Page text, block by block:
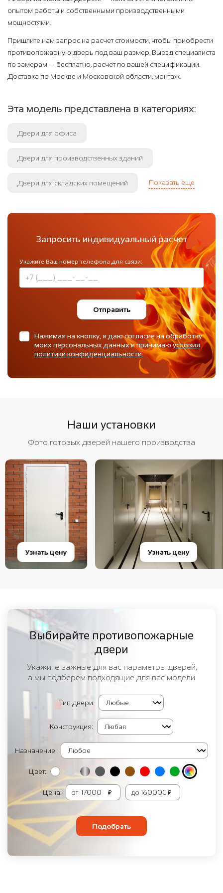
опытом работы и собственными производственными
мощностями.
Пришлите нам запрос на расчет стоимости, чтобы приобрести
противопожарную дверь под ваш размер. Выезд специалиста
по замерам — бесплатно, расчет по вашей спецификации.
Доставка по Москве и Московской области, монтаж.
Эта модель представлена в категориях:
Двери для офиса
Двери для производственных зданий
Двери для складских помещений Показать еще
Запросить индивидуальный расчет
Укажите Ваш номер телефона для связи:
Отправить
Нажимая на кнопку, я даю согласие на обработку
моих персональных данных и принимаюусловия
политики конфиденциальности.
Наши установки
Фото готовых дверей нашего производства
Узнать цену Узнать цену
Выбирайте противопожарные
двери
Укажите важные для вас параметры дверей,
а мы подберем подходящие для вас модели
Тип двери:
Конструкция:
Назначение:
Цвет:
Цена: от ₽ до ₽
Подобрать